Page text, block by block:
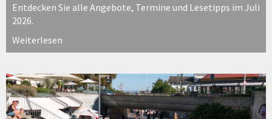
Entdecken Sie alle Angebote, Termine und Lesetipps im Juli
2026.
Weiterlesen